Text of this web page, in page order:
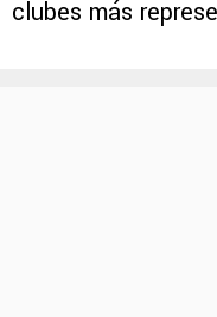
clubes más